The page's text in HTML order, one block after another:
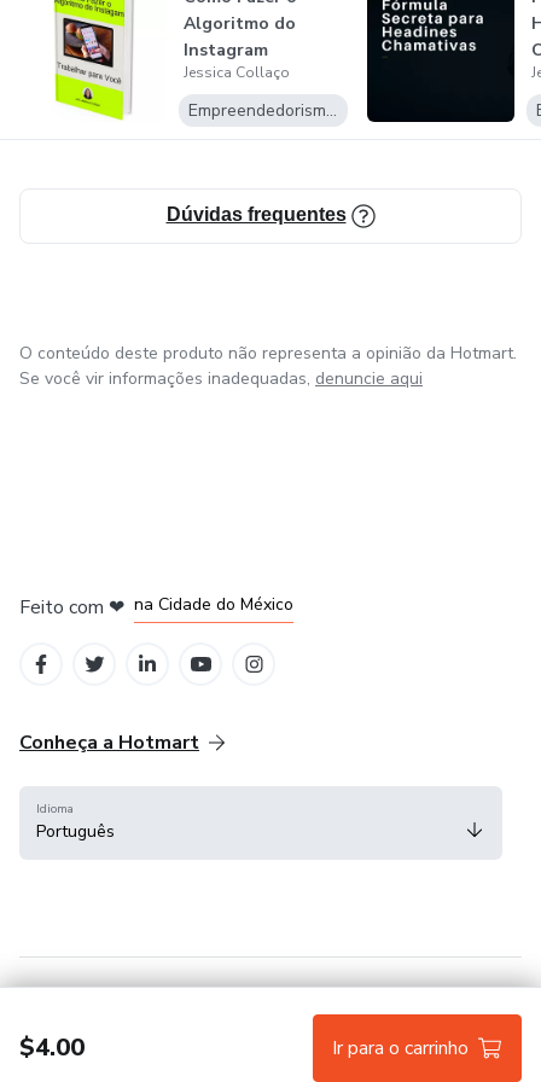
Algoritmo do
Instagram
Trabalhar para
Você
Jessica Collaço
Empreendedorismo Digital
Dúvidas frequentes
$4.00 Ir para o carrinho
O conteúdo deste produto não representa a opinião da Hotmart.
Se você vir informações inadequadas, denuncie aqui
Feito com ❤ na Cidade do México
Conheça a Hotmart
Idioma
Português